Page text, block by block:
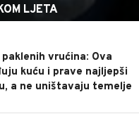
LJETA
vrućina: Ova
kuću i prave najljepši
a ne uništavaju temelje